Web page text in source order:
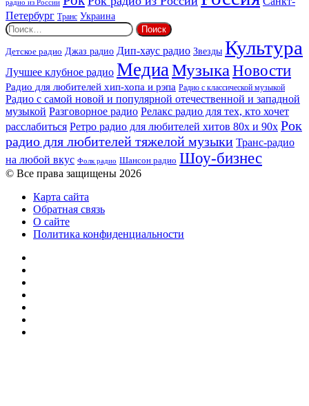
радио из России
Петербург Транс Украина
Найти:
Детское радио Джаз радио Дип-хаус радио Звезды Культура
Лучшее клубное радио МедиаМузыкаНовости
Радио для любителей хип-хопа и рэпа Радио с классической музыкой
Радио с самой новой и популярной отечественной и западной
музыкой Разговорное радио Релакс радио для тех, кто хочет
расслабиться Ретро радио для любителей хитов 80х и 90х Рок
радио для любителей тяжелой музыки Транс-радио
на любой вкус Фолк радио Шансон радио Шоу-бизнес
© Все права защищены 2026
Карта сайта
Обратная связь
О сайте
Политика конфиденциальности